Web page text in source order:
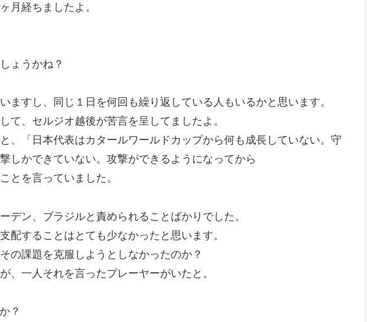
月経ちましたよ。
ょうかね？
ますし、同じ１日を何回も繰り返している人もいるかと思います。
て、セルジオ越後が苦言を呈してましたよ。
、「日本代表はカタールワールドカップから何も成長していない。守
しかできていない。攻撃ができるようになってから
とを言っていました。
デン、ブラジルと責められることばかりでした。
配することはとても少なかったと思います。
の課題を克服しようとしなかったのか？
、一人それを言ったプレーヤーがいたと。
？